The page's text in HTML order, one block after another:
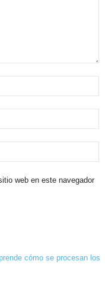
web en este navegador
cómo se procesan los